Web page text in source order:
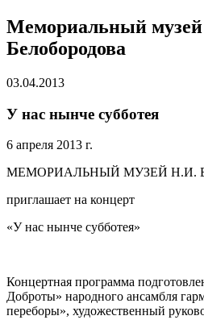
Мемориальный
Белобородова
03.04.2013
У нас нынче субботея
6 апреля 2013 г.
МЕМОРИАЛЬНЫЙ МУЗЕЙ Н.И.
приглашает на концерт
«У нас нынче субботея»
Концертная программа
Доброты» народного ансамбля
переборы», художественный